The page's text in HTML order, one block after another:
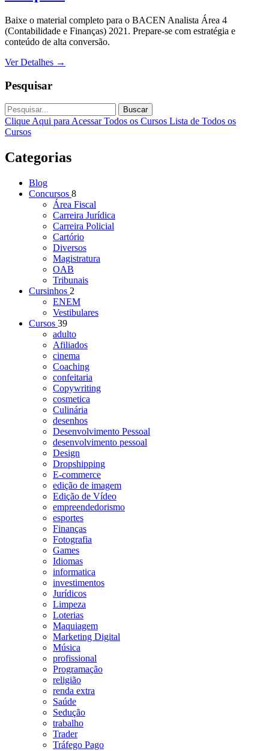
Baixe o material completo para o BACEN Analista Área 4
(Contabilidade e Finanças) 2021. Prepare-se com estratégia e
conteúdo de alta conversão.
Ver Detalhes →
Pesquisar
Buscar
Clique Aqui para Acessar Todos os Cursos Lista de Todos os
Cursos
Categorias
Blog
Concursos 8
Área Fiscal
Carreira Jurídica
Carreira Policial
Cartório
Diversos
Magistratura
OAB
Tribunais
Cursinhos 2
ENEM
Vestibulares
Cursos 39
adulto
Afiliados
cinema
Coaching
confeitaria
Copywriting
cosmetica
Culinária
desenhos
Desenvolvimento Pessoal
desenvolvimento pessoal
Design
Dropshipping
E-commerce
edição de imagem
Edição de Vídeo
empreendedorismo
esportes
Finanças
Fotografia
Games
Idiomas
informatica
investimentos
Jurídicos
Limpeza
Loterias
Maquiagem
Marketing Digital
Música
profissional
Programação
religião
renda extra
Saúde
Sedução
trabalho
Trader
Tráfego Pago